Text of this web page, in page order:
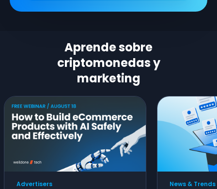
Aprende sobre
criptomonedas y
marketing
Advertisers News & Trends